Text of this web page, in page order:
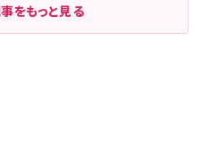
をもっと見る